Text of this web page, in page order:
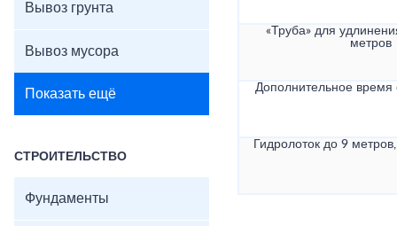
Вывоз грунта
Вывоз мусора
Показать ещё
СТРОИТЕЛЬСТВО
Фундаменты
«Труба» для
метров
Дополнительное
Гидролоток до 9